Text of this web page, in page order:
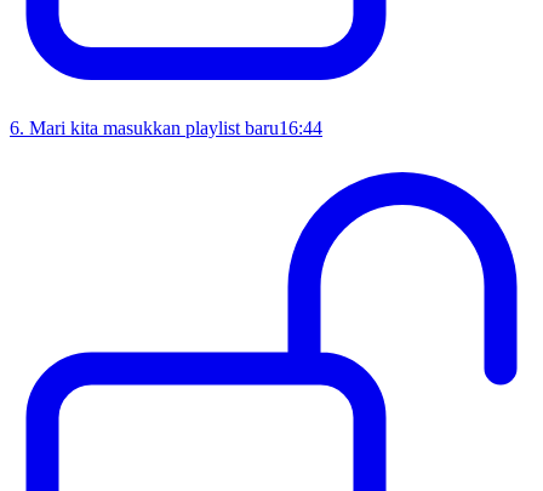
6. Mari kita masukkan playlist baru16:44